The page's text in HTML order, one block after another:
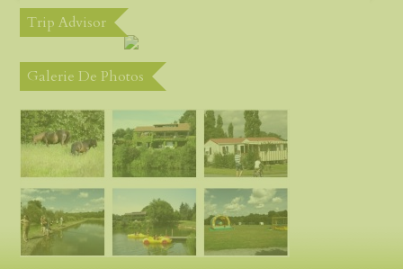
Trip Advisor
Galerie De Photos